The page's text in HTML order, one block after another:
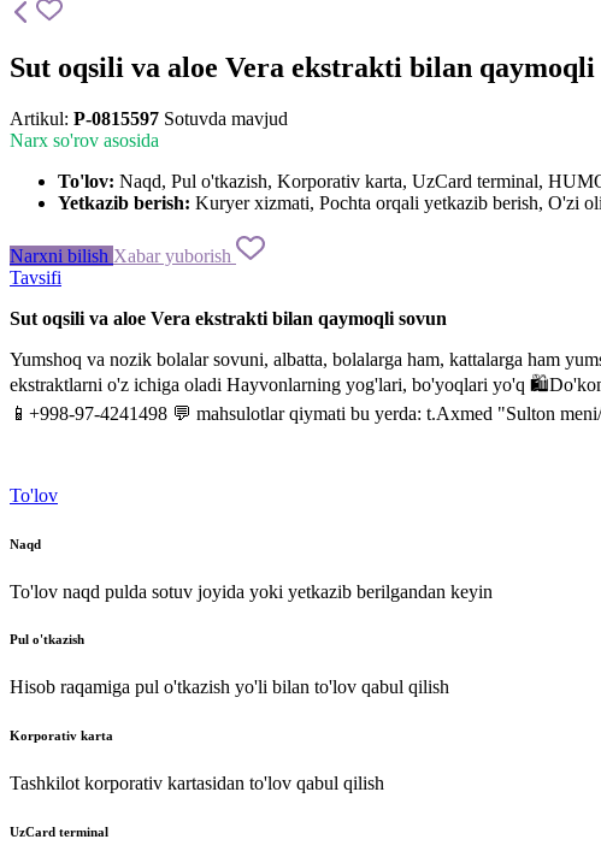
Sut oqsili va aloe Vera ekstrakti bilan qaymoqli
Artikul: P-0815597 Sotuvda mavjud
Narx so'rov asosida
To'lov: Naqd, Pul o'tkazish, Korporativ karta, UzCard terminal,
Yetkazib berish: Kuryer xizmati, Pochta orqali yetkazib berish, O'zi
Narxni bilish Xabar yuborish
Tavsifi
Sut oqsili va aloe Vera ekstrakti bilan qaymoqli sovun
Yumshoq va nozik bolalar sovuni, albatta, bolalarga ham, kattalarga ham
ekstraktlarni o'z ichiga oladi Hayvonlarning yog'lari, bo'yoqlari yo'q
📱+998-97-4241498 💬 mahsulotlar qiymati bu yerda: t.Axmed "Sulton
To'lov
Naqd
To'lov naqd pulda sotuv joyida yoki yetkazib berilgandan keyin
Pul o'tkazish
Hisob raqamiga pul o'tkazish yo'li bilan to'lov qabul qilish
Korporativ karta
Tashkilot korporativ kartasidan to'lov qabul qilish
UzCard terminal